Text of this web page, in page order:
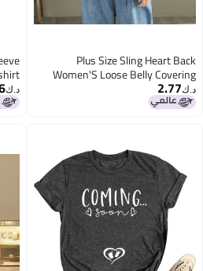
2
Plus Size Sling Heart Back
Women'S Loose Belly Covering
Outer Wear Sleeveless Top T-Shirt
Fat Mm200Kg Fashion
د.ك‏2.77
Top
د.ك‏